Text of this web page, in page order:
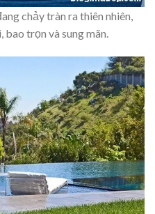
chảy tràn ra thiên nhiên,
trọn và sung mãn.